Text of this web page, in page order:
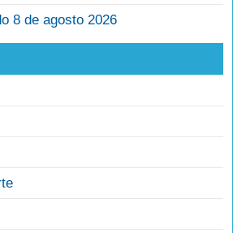
8 de agosto 2026